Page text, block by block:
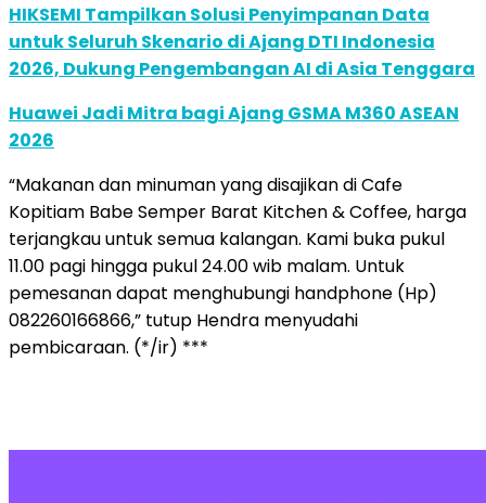
HIKSEMI Tampilkan Solusi Penyimpanan Data
untuk Seluruh Skenario di Ajang DTI Indonesia
2026, Dukung Pengembangan AI di Asia Tenggara
Huawei Jadi Mitra bagi Ajang GSMA M360 ASEAN
2026
“Makanan dan minuman yang disajikan di Cafe
Kopitiam Babe Semper Barat Kitchen & Coffee, harga
terjangkau untuk semua kalangan. Kami buka pukul
11.00 pagi hingga pukul 24.00 wib malam. Untuk
pemesanan dapat menghubungi handphone (Hp)
082260166866,” tutup Hendra menyudahi
pembicaraan. (*/ir) ***